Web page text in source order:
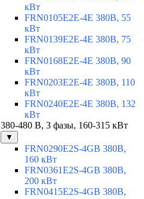
кВт
FRN0105E2E-4E 380В, 55
кВт
FRN0139E2E-4E 380В, 75
кВт
FRN0168E2E-4E 380В, 90
кВт
FRN0203E2E-4E 380В, 110
кВт
FRN0240E2E-4E 380В, 132
кВт
380-480 В, 3 фазы, 160-315 кВт
▼
FRN0290E2S-4GB 380В,
160 кВт
FRN0361E2S-4GB 380В,
200 кВт
FRN0415E2S-4GB 380В,